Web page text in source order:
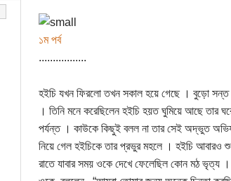
১ম পর্ব
.................
হইচি যখন ফিরলো তখন সকাল হয়ে গেছে । বুড়ো সন্ত
। তিনি মনে করেছিলেন হইচি হয়ত ঘুমিয়ে আছে তার
পর্যন্ত । কাউকে কিছুই বলল না তার সেই অদ্ভুত
নিয়ে গেল হইচিকে তার প্রভুর মহলে । হইচি আবারও
রাতে যাবার সময় ওকে দেখে ফেলেছিল কোন মঠ ভৃত্য